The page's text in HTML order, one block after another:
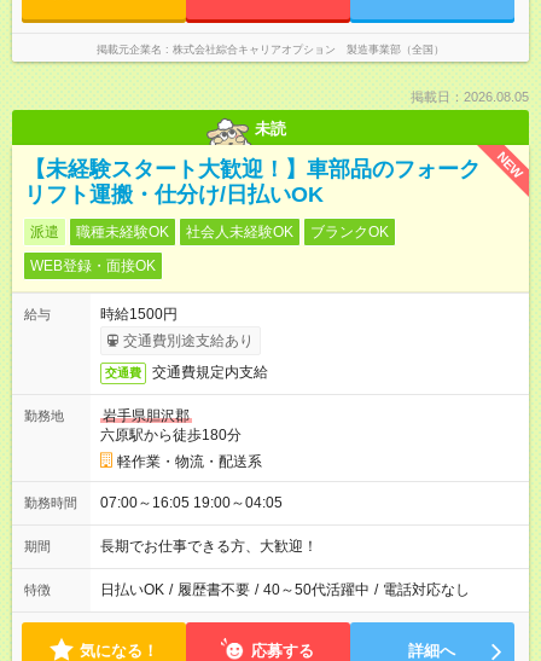
掲載元企業名 株式会社綜合キャリアオプション 製造事業部（全国）
掲載日：2026.08.05
未読
NEW
【未経験スタート大歓迎！】車部品のフォーク
リフト運搬・仕分け/日払いOK
派遣 職種未経験OK 社会人未経験OK
ブランクOK
WEB登録・面接OK
給与
時給1500円
交通費別途支給あり
交通費 交通費規定内支給
勤務地
岩手県胆沢郡
六原駅から徒歩180分
軽作業・物流・配送系
勤務時間 07:00～16:05 19:00～04:05
期間 長期でお仕事できる方、大歓迎！
特徴 日払いOK / 履歴書不要 / 40～50代活躍中 / 電話対応なし
気になる！ 応募する 詳細へ